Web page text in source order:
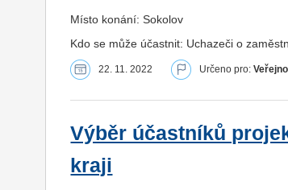
Místo konání: Sokolov
Kdo se může účastnit: Uchazeči o
22. 11. 2022 Určeno pro:
Výběr účastníků
kraji